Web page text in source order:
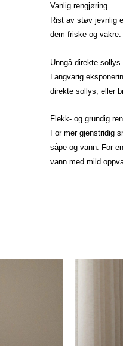
Vanlig rengjøring
Rist av støv jevnlig
dem friske og vakre.
Unngå direkte sollys
Langvarig
direkte sollys, eller
Flekk- og grundig
For mer gjenstridig
såpe og vann. For
vann med mild